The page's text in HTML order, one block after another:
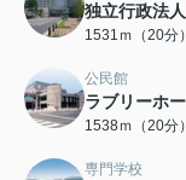
独立行政法
1531ｍ（20分）
公民館
ラブリーホ
1538ｍ（20分）
専門学校